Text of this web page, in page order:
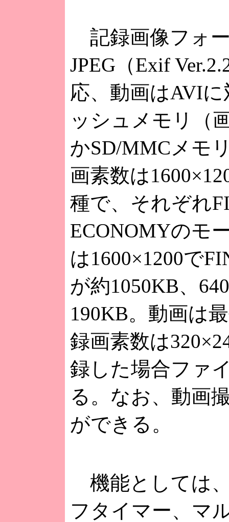
記録画像フォ
JPEG（Exif
応、動画はAVI
ッシュメモリ（
かSD/MMCメモ
画素数は
種で、それぞれ
ECONOMYのモ
は1600×1200で
が約1050KB、
190KB。動画は
録画素数は
録した場合ファ
る。なお、動画
ができる。
機能としては
フタイマー、マ